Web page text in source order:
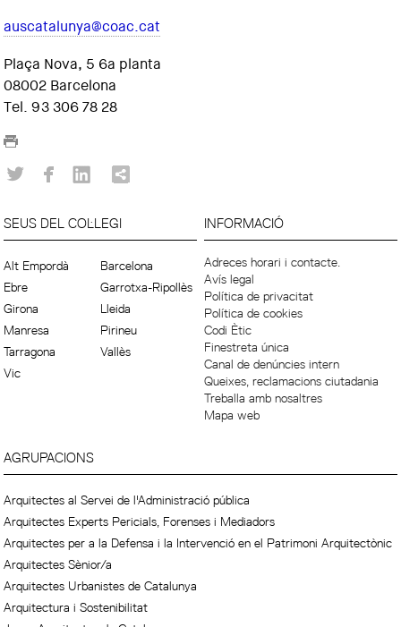
auscatalunya@coac.cat
Plaça Nova, 5 6a planta
08002 Barcelona
Tel. 93 306 78 28
SEUS DEL COL·LEGI
Alt Empordà
Barcelona
Ebre
Garrotxa-Ripollès
Girona
Lleida
Manresa
Pirineu
Tarragona
Vallès
Vic
INFORMACIÓ
Adreces horari i contacte.
Avís legal
Política de privacitat
Política de cookies
Codi Ètic
Finestreta única
Canal de denúncies intern
Queixes, reclamacions ciutadania
Treballa amb nosaltres
Mapa web
AGRUPACIONS
Arquitectes al Servei de l'Administració pública
Arquitectes Experts Pericials, Forenses i Mediadors
Arquitectes per a la Defensa i la Intervenció en el Patrimoni Arquitectònic
Arquitectes Sènior/a
Arquitectes Urbanistes de Catalunya
Arquitectura i Sostenibilitat